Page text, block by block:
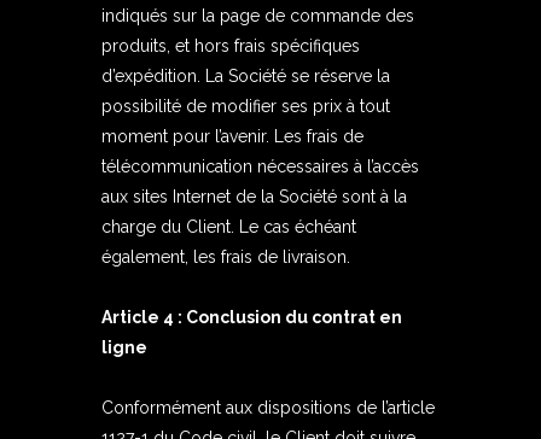
indiqués sur la page de commande des
produits, et hors frais spécifiques
d’expédition. La Société se réserve la
possibilité de modifier ses prix à tout
moment pour l’avenir. Les frais de
télécommunication nécessaires à l’accès
aux sites Internet de la Société sont à la
charge du Client. Le cas échéant
également, les frais de livraison.
Article 4 : Conclusion du contrat en
ligne
Conformément aux dispositions de l’article